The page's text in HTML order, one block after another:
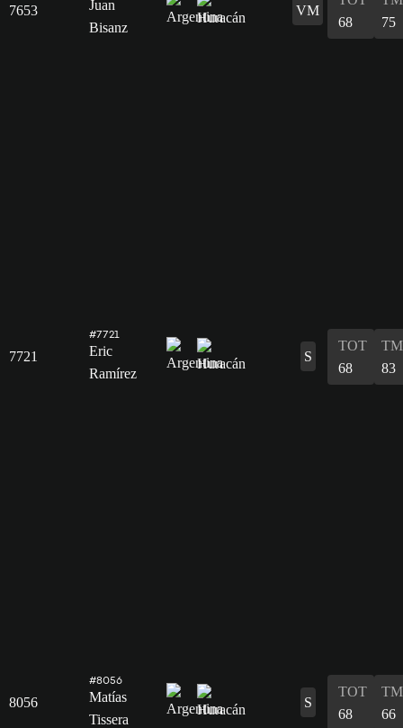
7653
Juan
Bisanz
VM
68
75
7721
#7721
Eric
Ramírez
S
TOT
68
83
8056
#8056
Matías
Tissera
S
TOT
68
66